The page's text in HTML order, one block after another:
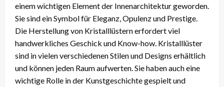
einem wichtigen Element der Innenarchitektur geworden.
Sie sind ein Symbol für Eleganz, Opulenz und Prestige.
Die Herstellung von Kristalllüstern erfordert viel
handwerkliches Geschick und Know-how. Kristalllüster
sind in vielen verschiedenen Stilen und Designs erhältlich
und können jeden Raum aufwerten. Sie haben auch eine
wichtige Rolle in der Kunstgeschichte gespielt und